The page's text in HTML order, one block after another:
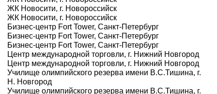
ЖК Новосити, г. Новороссийск
ЖК Новосити, г. Новороссийск
Бизнес-центр Fort Tower, Санкт-Петербург
Бизнес-центр Fort Tower, Санкт-Петербург
Бизнес-центр Fort Tower, Санкт-Петербург
Центр международной торговли, г. Нижний Новгород
Центр международной торговли, г. Нижний Новгород
Училище олимпийского резерва имени В.С.Тишина, г.
Н. Новгород
Училище олимпийского резерва имени В.С.Тишина, г.